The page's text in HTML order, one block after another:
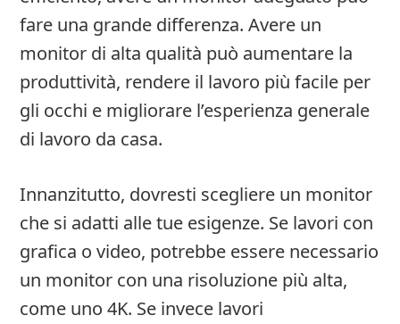
fare una grande differenza. Avere un
monitor di alta qualità può aumentare la
produttività, rendere il lavoro più facile per
gli occhi e migliorare l’esperienza generale
di lavoro da casa.
Innanzitutto, dovresti scegliere un monitor
che si adatti alle tue esigenze. Se lavori con
grafica o video, potrebbe essere necessario
un monitor con una risoluzione più alta,
come uno 4K. Se invece lavori